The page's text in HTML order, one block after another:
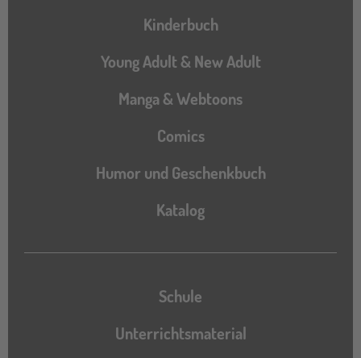
Hauptnavigation
Kinderbuch
Young Adult & New Adult
Manga & Webtoons
Comics
Humor und Geschenkbuch
Katalog
Katalog
Schule
Unterrichtsmaterial